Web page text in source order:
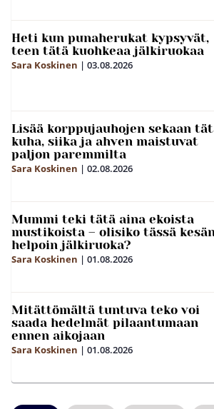
Heti kun punaherukat kypsyvät,
teen tätä kuohkeaa jälkiruokaa
Sara Koskinen | 03.08.2026
Lisää korppujauhojen sekaan
kuha, siika ja ahven maistuvat
paljon paremmilta
Sara Koskinen | 02.08.2026
Mummi teki tätä aina ekoista
mustikoista – olisiko tässä
helpoin jälkiruoka?
Sara Koskinen | 01.08.2026
Mitättömältä tuntuva teko voi
saada hedelmät pilaantumaan
ennen aikojaan
Sara Koskinen | 01.08.2026